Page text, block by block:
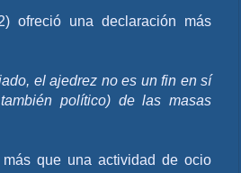
ofreció una declaración más
el ajedrez no es un fin en sí
político) de las masas
que una actividad de ocio